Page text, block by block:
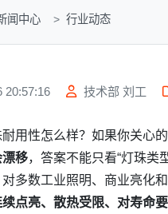
闻中心 行业动态
20:57:16 技术部 刘工
用性怎么样？如果你关心
漂移，答案不能只看“灯珠类
多数工业照明、商业亮化
续点亮、散热受限、对寿命